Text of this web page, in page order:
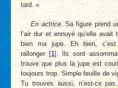
tard. »
En actrice. Sa figure prend
l’air dur et ennuyé qu’elle
bien ma jupe. Eh bien,
rallonger[1] . Ils sont
trouve que plus la jupe est
toujours trop. Simple feuille de
Tu trouves aussi, n’est-ce